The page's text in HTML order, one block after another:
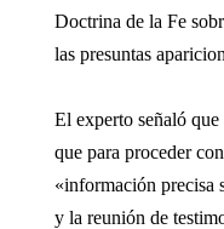
Doctrina de la Fe
las presuntas
El experto señaló que
que para proceder
«información precisa
y la reunión de